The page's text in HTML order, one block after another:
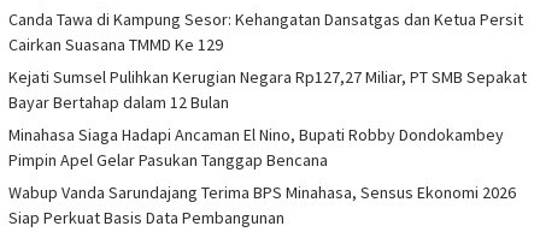
Canda Tawa di Kampung Sesor: Kehangatan Dansatgas dan Ketua Persit
Cairkan Suasana TMMD Ke 129
Kejati Sumsel Pulihkan Kerugian Negara Rp127,27 Miliar, PT SMB Sepakat
Bayar Bertahap dalam 12 Bulan
Minahasa Siaga Hadapi Ancaman El Nino, Bupati Robby Dondokambey
Pimpin Apel Gelar Pasukan Tanggap Bencana
Wabup Vanda Sarundajang Terima BPS Minahasa, Sensus Ekonomi 2026
Siap Perkuat Basis Data Pembangunan